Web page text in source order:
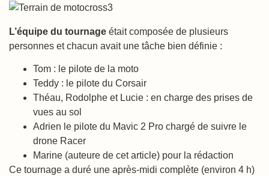
L’équipe du tournage était composée de plusieurs
personnes et chacun avait une tâche bien définie :
Tom : le pilote de la moto
Teddy : le pilote du Corsair
Théau, Rodolphe et Lucie : en charge des prises de
vues au sol
Adrien le pilote du Mavic 2 Pro chargé de suivre le
drone Racer
Marine (auteure de cet article) pour la rédaction
Ce tournage a duré une après-midi complète (environ 4 h)